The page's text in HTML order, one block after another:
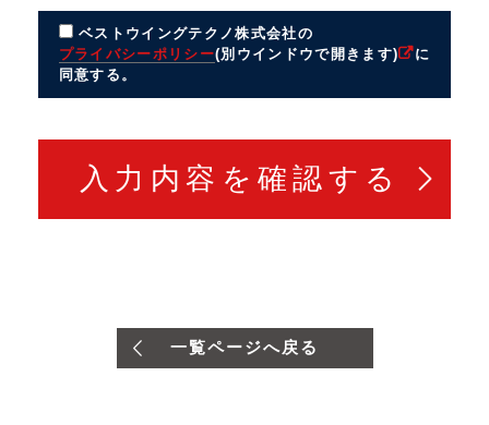
ベストウイングテクノ株式会社の
プライバシーポリシー(別ウインドウで開きます)
に
同意する。
一覧ページへ戻る